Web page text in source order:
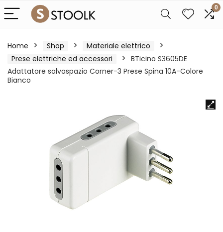
0
Home Shop
Materiale elettrico
Prese elettriche ed accessori
BTicino S3605DE
Adattatore salvaspazio Corner-3 Prese Spina 10A-Colore
Bianco